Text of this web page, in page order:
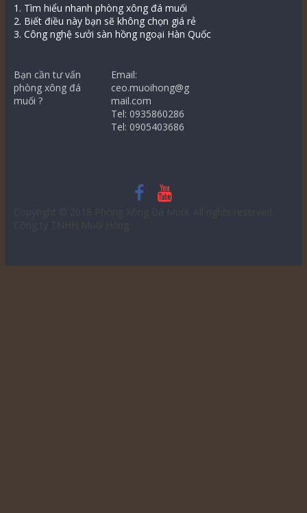
1. Tìm hiểu nhanh phòng xông đá muối
2. Biết điều này bạn sẽ không chọn giá rẻ
3. Công nghệ sưởi sàn hồng ngoại Hàn Quốc
Bạn cần tư vấn
phòng xông đá
muối ?
Email:
ceo.muoihong@g
mail.com
Tel: 0935860286
Tel: 0905403686